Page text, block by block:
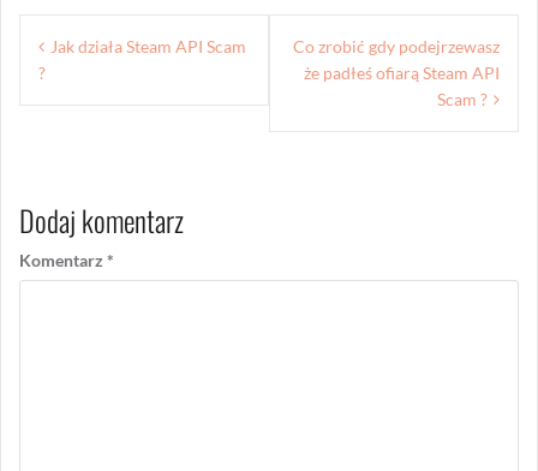
Nawigacja
wpisuJak działa Steam API Scam
?
Co zrobić gdy podejrzewasz
że padłeś ofiarą Steam API
Scam ?
Dodaj komentarz
Komentarz *